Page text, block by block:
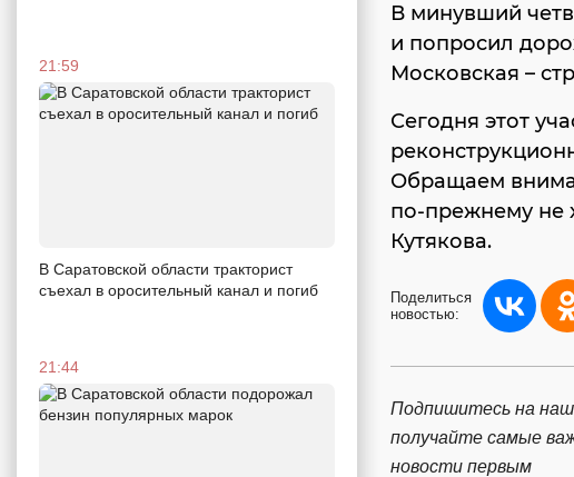
21:59
В Саратовской области тракторист
съехал в оросительный канал и погиб
21:44
В минувший
и попросил
Московская –
Сегодня этот
Обращаем
по-прежнему не
Кутякова.
Поделиться
новостью:
Подпишитесь на
получайте самые
новости первым